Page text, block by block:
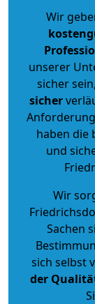
Wir
unserer
sicher
sicher
haben die
und
Wir
Sachen
sich selbst
der